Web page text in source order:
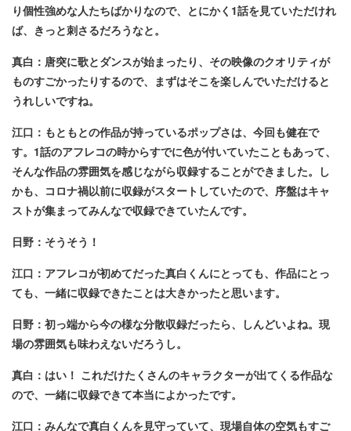
り個性強めな人たちばかりなので、とにかく1話を見ていただけれ
ば、きっと刺さるだろうなと。
真白：唐突に歌とダンスが始まったり、その映像のクオリティが
ものすごかったりするので、まずはそこを楽しんでいただけると
うれしいですね。
江口：もともとの作品が持っているポップさは、今回も健在で
す。1話のアフレコの時からすでに色が付いていたこともあって、
そんな作品の雰囲気を感じながら収録することができました。し
かも、コロナ禍以前に収録がスタートしていたので、序盤はキャ
ストが集まってみんなで収録できていたんです。
日野：そうそう！
江口：アフレコが初めてだった真白くんにとっても、作品にとっ
ても、一緒に収録できたことは大きかったと思います。
日野：初っ端から今の様な分散収録だったら、しんどいよね。現
場の雰囲気も味わえないだろうし。
真白：はい！ これだけたくさんのキャラクターが出てくる作品な
ので、一緒に収録できて本当によかったです。
江口：みんなで真白くんを見守っていて、現場自体の空気もすご